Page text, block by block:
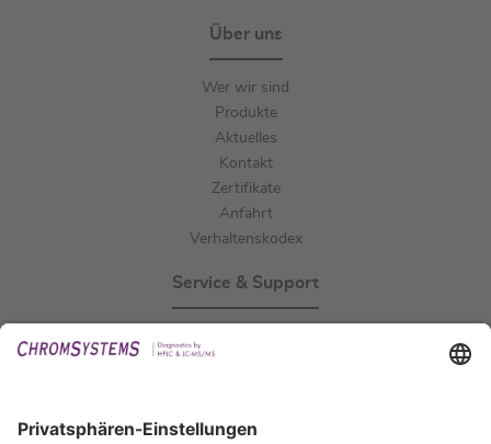
Über uns
Wer wir sind
Produkte
Aktuelles
Kontakt
Zertifikate
Anfahrt
Verhaltenskodex
Service & Support
IFU anfordern